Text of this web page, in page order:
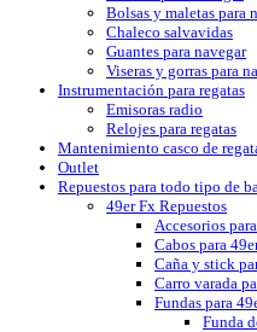
Bolsas y maletas para
Chaleco salvavidas
Guantes para navegar
Viseras y gorras para
Instrumentación para regatas
Emisoras radio
Relojes para regatas
Mantenimiento casco de
Outlet
Repuestos para todo tipo de
49er Fx Repuestos
Accesorios
Cabos para
Caña y stick
Carro varada
Fundas para
Funda